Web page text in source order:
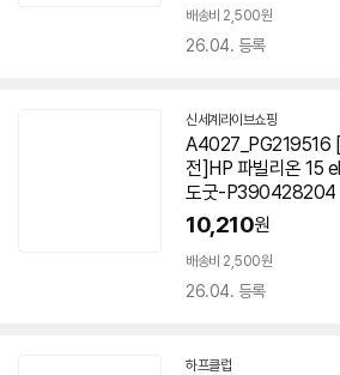
배송비 2,500원
26.04. 등록
신세계라이브쇼핑
A4027_PG219516
전]HP 파빌리온 15
도굿-P390428204
10,210원
배송비 2,500원
26.04. 등록
하프클럽